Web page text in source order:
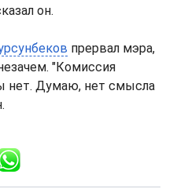
он.
прервал мэра,
"Комиссия
нет. Думаю, нет смысла